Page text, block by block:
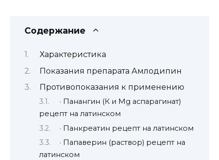
Содержание
Характеристика
Показания препарата Амлодипин
Противопоказания к применению
· Панангин (К и Мg аспарагинат)
рецепт на латинском
· Панкреатин рецепт на латинском
· Папаверин (раствор) рецепт на
латинском